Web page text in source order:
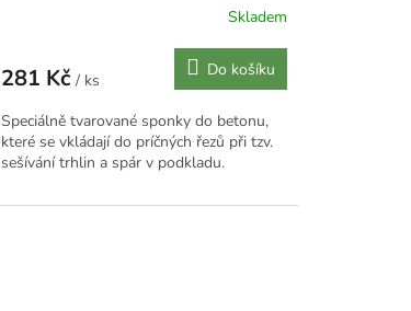
Skladem
281 Kč / ks
cena:
Do košíku
Speciálně tvarované sponky do betonu,
které se vkládají do príčných řezů při tzv.
sešívání trhlin a spár v podkladu.